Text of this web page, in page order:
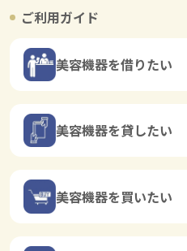
ご利用ガイド
美容機器を借りたい
美容機器を貸したい
美容機器を買いたい